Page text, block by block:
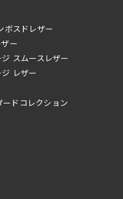
ボスドレザー
ー
スムースレザー
ジ レザー
ードコレクション